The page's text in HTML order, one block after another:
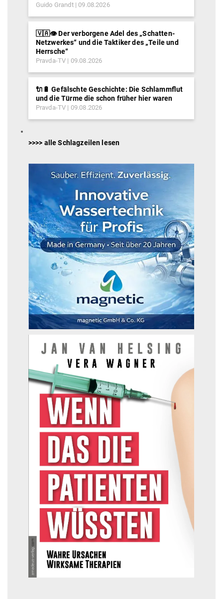
Guido Grandt 09.08.2026
🇻🇦👁️ Der verborgene Adel des „Schatten-
Netzwerkes“ und die Taktiker des „Teile und
Herrsche“
Pravda-TV 09.08.2026
🔌🔋 Gefälschte Geschichte: Die Schlammflut
und die Türme die schon früher hier waren
Pravda-TV 09.08.2026
>>>> alle Schlagzeilen lesen